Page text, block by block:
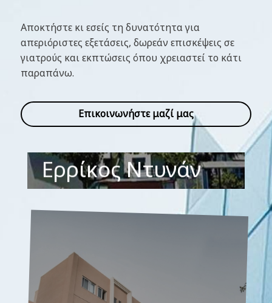
Αποκτήστε κι εσείς τη δυνατότητα για
απεριόριστες εξετάσεις, δωρεάν επισκέψεις σε
γιατρούς και εκπτώσεις όπου χρειαστεί το κάτι
παραπάνω.
Επικοινωνήστε μαζί μας
Mediterraneo